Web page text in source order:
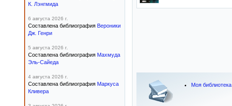
Моя библиотека
К. Лэнгмида
6 августа 2026 г.
Составлена библиография Вероники
Дж. Генри
5 августа 2026 г.
Составлена библиография Махмуда
Эль-Сайеда
4 августа 2026 г.
Составлена библиография Маркуса
Кливера